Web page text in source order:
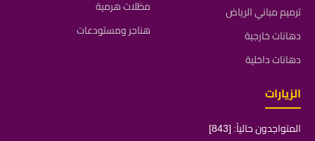
ترميم مباني الرياض
دهانات خارجية
دهانات داخلية
مظلات هرمية
هناجر ومستودعات
الزيارات
المتواجدون حالياً: [843]